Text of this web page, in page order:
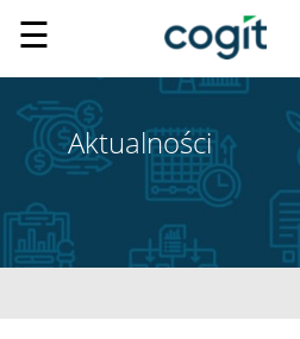
☰
Aktualności